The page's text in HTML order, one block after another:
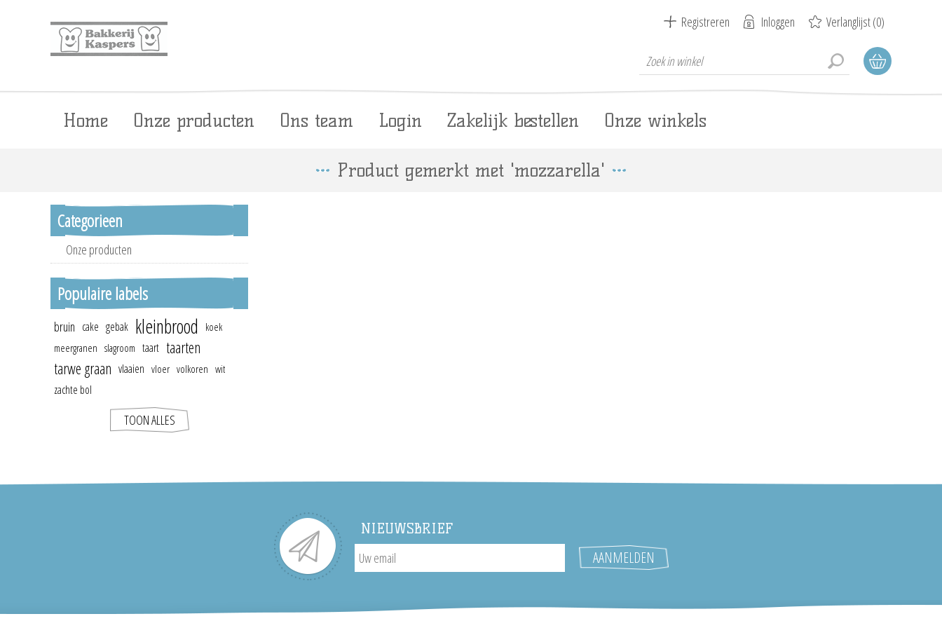
Registreren Inloggen Verlanglijst(0)
Home Onze producten Ons team Login Zakelijk bestellen Onze winkels
Product gemerkt met 'mozzarella'
Categorieen
Onze producten
Populaire labels
bruin cake gebak kleinbrood
koek
meergranen slagroom taart taarten
tarwe graan vlaaien vloer volkoren wit
zachte bol
TOON ALLES
NIEUWSBRIEF